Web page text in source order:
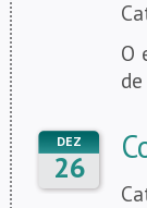
O
DEZ
26